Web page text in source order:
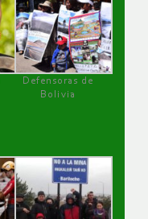
Defensoras de
Bolivia